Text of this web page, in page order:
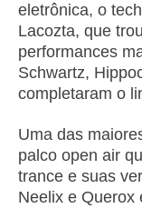
eletrônica, o
Lacozta, que
performances
Schwartz,
completaram o
Uma das
palco open air
trance e suas
Neelix e Querox